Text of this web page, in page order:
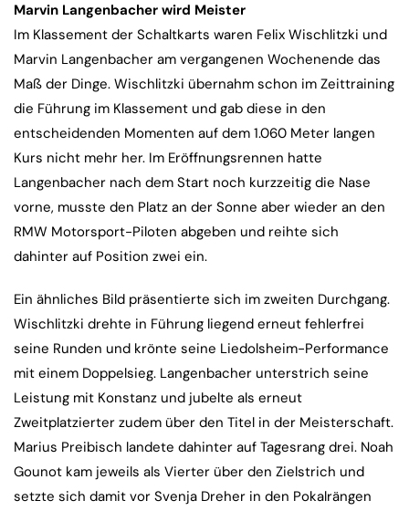
Marvin Langenbacher wird Meister
Im Klassement der Schaltkarts waren Felix Wischlitzki und
Marvin Langenbacher am vergangenen Wochenende das
Maß der Dinge. Wischlitzki übernahm schon im Zeittraining
die Führung im Klassement und gab diese in den
entscheidenden Momenten auf dem 1.060 Meter langen
Kurs nicht mehr her. Im Eröffnungsrennen hatte
Langenbacher nach dem Start noch kurzzeitig die Nase
vorne, musste den Platz an der Sonne aber wieder an den
RMW Motorsport-Piloten abgeben und reihte sich
dahinter auf Position zwei ein.
Ein ähnliches Bild präsentierte sich im zweiten Durchgang.
Wischlitzki drehte in Führung liegend erneut fehlerfrei
seine Runden und krönte seine Liedolsheim-Performance
mit einem Doppelsieg. Langenbacher unterstrich seine
Leistung mit Konstanz und jubelte als erneut
Zweitplatzierter zudem über den Titel in der Meisterschaft.
Marius Preibisch landete dahinter auf Tagesrang drei. Noah
Gounot kam jeweils als Vierter über den Zielstrich und
setzte sich damit vor Svenja Dreher in den Pokalrängen